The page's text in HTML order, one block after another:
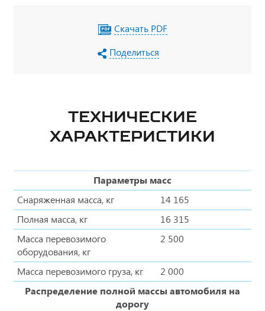
Скачать PDF
Поделиться
ТЕХНИЧЕСКИЕ
ХАРАКТЕРИСТИКИ
Параметры масс
Снаряженная масса, кг
14 165
Полная масса, кг
16 315
Масса перевозимого
оборудования, кг
2 500
Масса перевозимого груза, кг
2 000
Распределение полной массы автомобиля на
дорогу